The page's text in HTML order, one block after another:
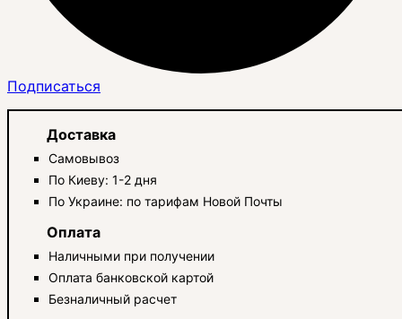
Подписаться
Доставка
Самовывоз
По Киеву: 1-2 дня
По Украине: по тарифам Новой Почты
Оплата
Наличными при получении
Оплата банковской картой
Безналичный расчет